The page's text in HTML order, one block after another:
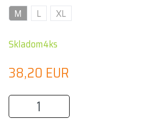
M L
XL
Skladom4ks
38,20 EUR